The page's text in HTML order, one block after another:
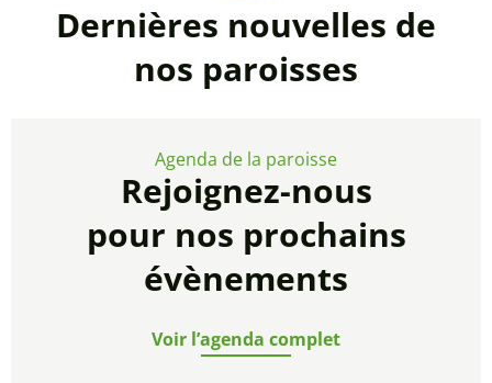
Dernières nouvelles de
nos paroisses
Agenda de la paroisse
Rejoignez-nous
pour nos prochains
évènements
Voir l’agenda complet